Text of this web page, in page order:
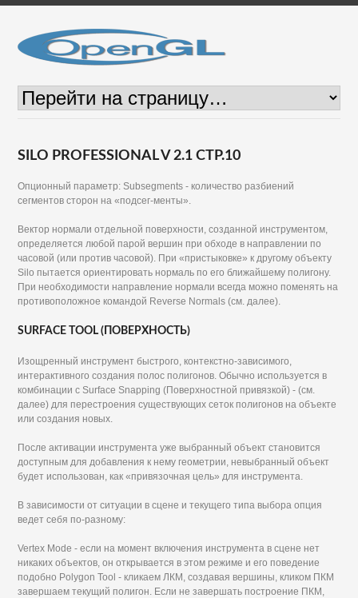
SILO PROFESSIONAL V 2.1 СТР.10
Опционный параметр: Subsegments - количество разбиений
сегментов сторон на «подсег-менты».
Вектор нормали отдельной поверхности, созданной инструментом,
определяется любой парой вершин при обходе в направлении по
часовой (или против часовой). При «пристыковке» к другому объекту
Silo пытается ориентировать нормаль по его ближайшему полигону.
При необходимости направление нормали всегда можно поменять на
противоположное командой Reverse Normals (см. далее).
SURFACE TOOL (ПОВЕРХНОСТЬ)
Изощренный инструмент быстрого, контекстно-зависимого,
интерактивного создания полос полигонов. Обычно используется в
комбинации с Surface Snapping (Поверхностной привязкой) - (см.
далее) для перестроения существующих сеток полигонов на объекте
или создания новых.
После активации инструмента уже выбранный объект становится
доступным для добавления к нему геометрии, невыбранный объект
будет использован, как «привязочная цель» для инструмента.
В зависимости от ситуации в сцене и текущего типа выбора опция
ведет себя по-разному:
Vertex Mode - если на момент включения инструмента в сцене нет
никаких объектов, он открывается в этом режиме и его поведение
подобно Polygon Tool - кликаем ЛКМ, создавая вершины, кликом ПКМ
завершаем текущий полигон. Если не завершать построение ПКМ,